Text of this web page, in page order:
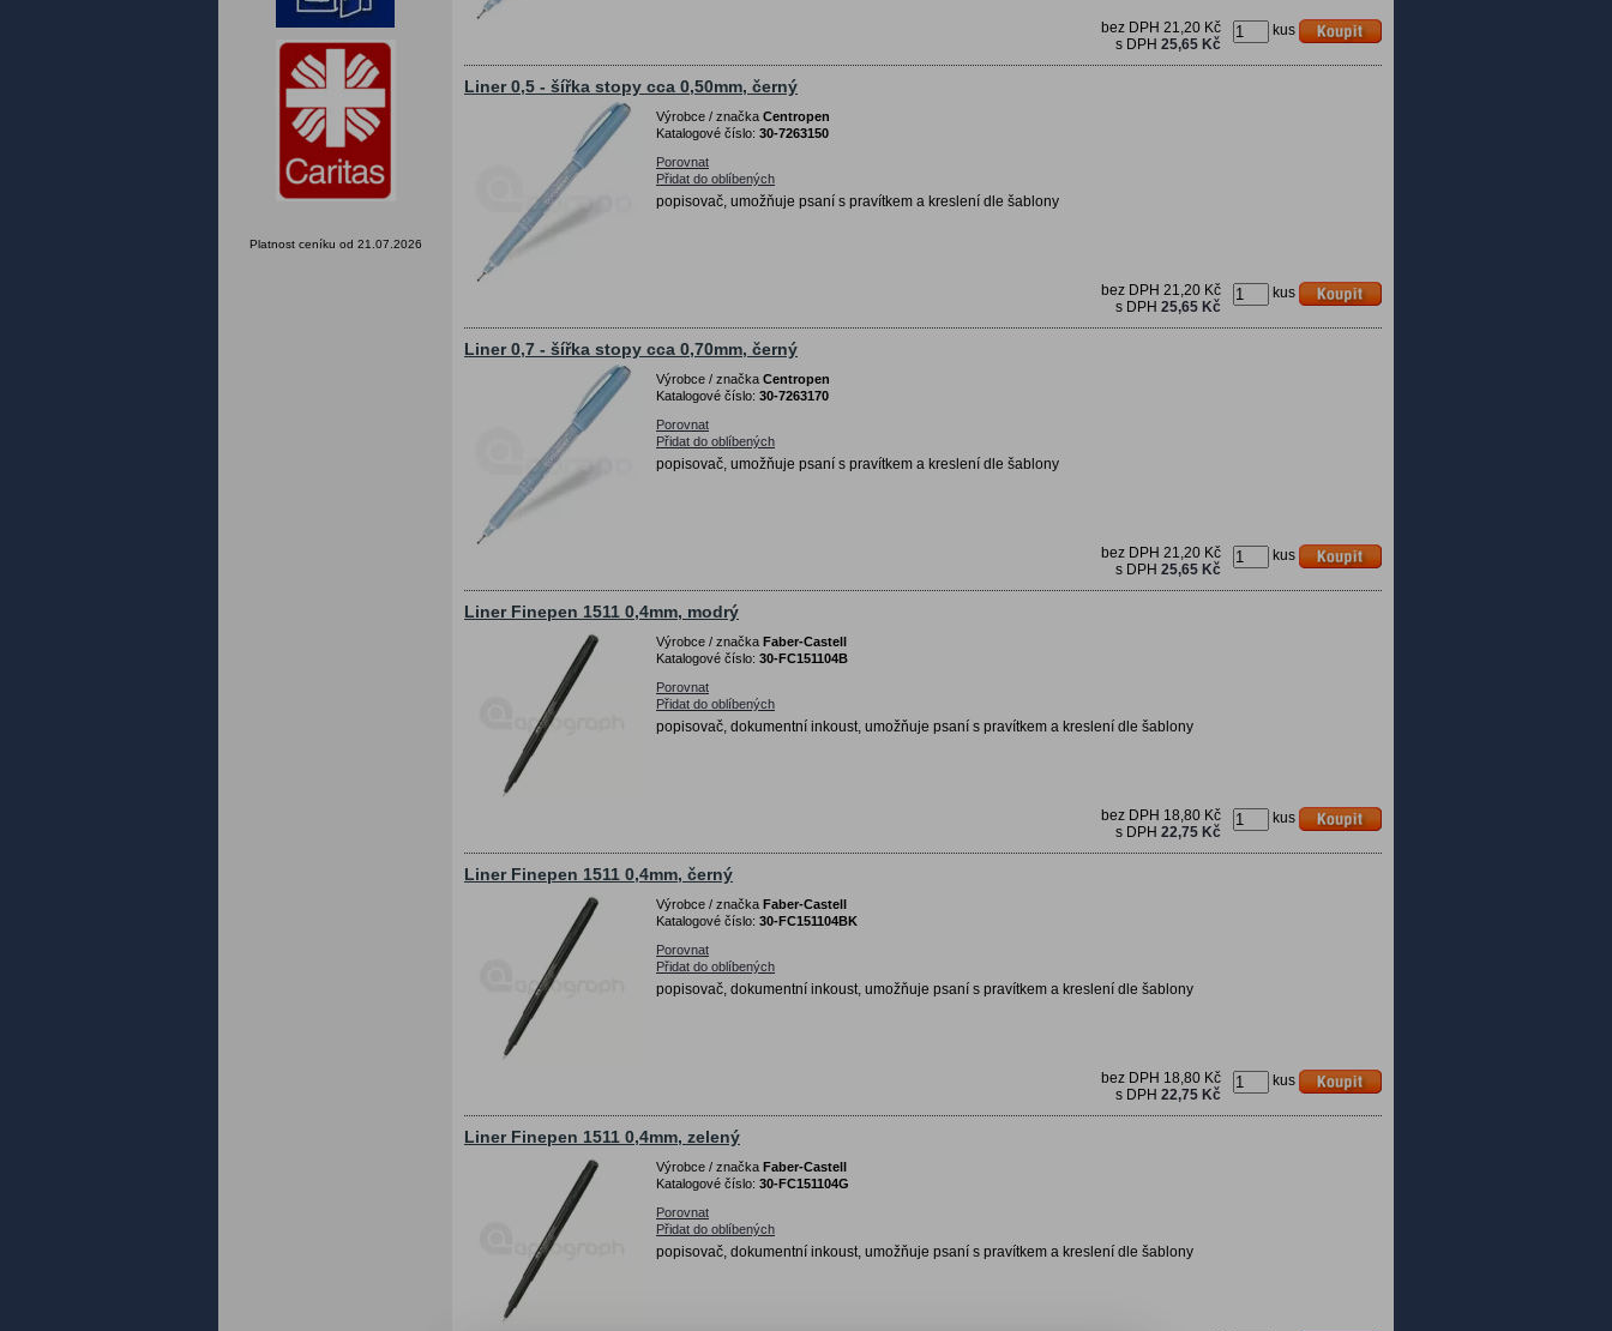
Platnost ceníku od 21.07.2026
kus
bez DPH 21,20 Kč
s DPH 25,65 Kč
Liner 0,5 - šířka stopy cca 0,50mm, černý
Výrobce / značka Centropen
Katalogové číslo: 30-7263150
Porovnat
Přidat do oblíbených
popisovač, umožňuje psaní s pravítkem a kreslení dle šablony
kus
bez DPH 21,20 Kč
s DPH 25,65 Kč
Liner 0,7 - šířka stopy cca 0,70mm, černý
Výrobce / značka Centropen
Katalogové číslo: 30-7263170
Porovnat
Přidat do oblíbených
popisovač, umožňuje psaní s pravítkem a kreslení dle šablony
kus
bez DPH 21,20 Kč
s DPH 25,65 Kč
Liner Finepen 1511 0,4mm, modrý
Výrobce / značka Faber-Castell
Katalogové číslo: 30-FC151104B
Porovnat
Přidat do oblíbených
popisovač, dokumentní inkoust, umožňuje psaní s pravítkem a kreslení dle šablony
kus
bez DPH 18,80 Kč
s DPH 22,75 Kč
Liner Finepen 1511 0,4mm, černý
Výrobce / značka Faber-Castell
Katalogové číslo: 30-FC151104BK
Porovnat
Přidat do oblíbených
popisovač, dokumentní inkoust, umožňuje psaní s pravítkem a kreslení dle šablony
kus
bez DPH 18,80 Kč
s DPH 22,75 Kč
Liner Finepen 1511 0,4mm, zelený
Výrobce / značka Faber-Castell
Katalogové číslo: 30-FC151104G
Porovnat
Přidat do oblíbených
popisovač, dokumentní inkoust, umožňuje psaní s pravítkem a kreslení dle šablony